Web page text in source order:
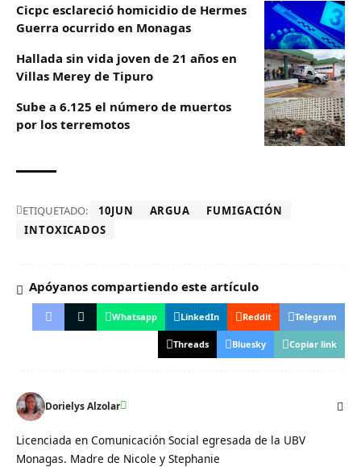
Cicpc esclareció homicidio de Hermes
Guerra ocurrido en Monagas
Hallada sin vida joven de 21 años en
Villas Merey de Tipuro
Sube a 6.125 el número de muertos
por los terremotos
ETIQUETADO: 10JUN ARGUA
FUMIGACIÓN
INTOXICADOS
Apóyanos compartiendo este artículo
Whatsapp LinkedIn Reddit Telegram
Threads Bluesky Copiar link
Dorielys Alzolar
Licenciada en Comunicación Social egresada de la UBV
Monagas. Madre de Nicole y Stephanie